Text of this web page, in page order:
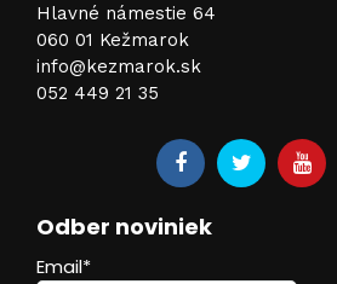
Hlavné námestie 64
060 01 Kežmarok
info@kezmarok.sk
052 449 21 35
Odber noviniek
Email*